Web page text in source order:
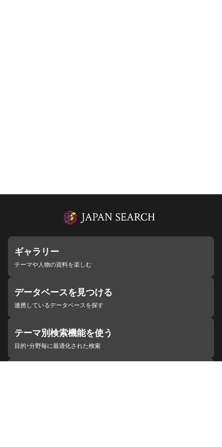
ギャラリー
テーマや人物の資料を楽しむ
データベースを見つける
連携しているデータベースを探す
テーマ別検索機能を使う
目的・分野毎に最適化された検索